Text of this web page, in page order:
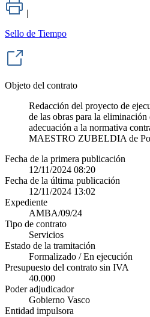
|
Sello de Tiempo
Objeto del contrato
Redacción del proyecto de
de las obras para la
adecuación a la normativa
MAESTRO ZUBELDIA de
Fecha de la primera publicación
12/11/2024 08:20
Fecha de la última publicación
12/11/2024 13:02
Expediente
AMBA/09/24
Tipo de contrato
Servicios
Estado de la tramitación
Formalizado / En ejecución
Presupuesto del contrato sin IVA
40.000
Poder adjudicador
Gobierno Vasco
Entidad impulsora